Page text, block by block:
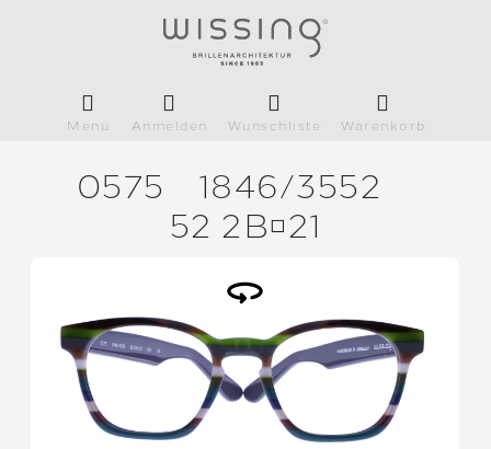
Menü Anmelden Wunschliste Warenkorb
0575 1846/3552
52 2B21